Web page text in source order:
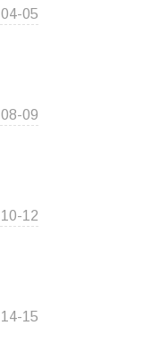
04-05
08-09
10-12
14-15